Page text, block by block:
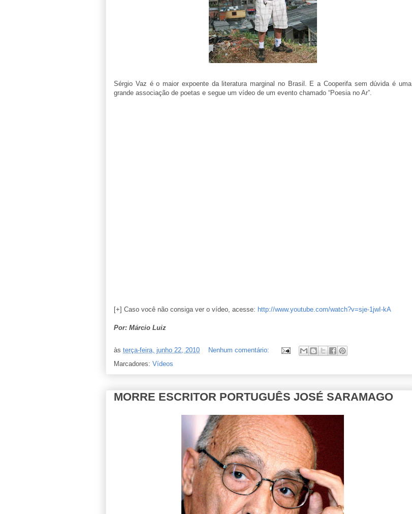
Sérgio Vaz é o maior expoente da literatura marginal no Brasil. E a Cooperifa sem dúvida é uma
grande associação de poetas e segue um vídeo de um evento chamado “Poesia no Ar”.
[+] Caso você não consiga ver o vídeo, acesse: http://www.youtube.com/watch?v=sje-1jwI-kA
Por: Márcio Luiz
às terça-feira, junho 22, 2010
Nenhum comentário:
Marcadores: Vídeos
MORRE ESCRITOR PORTUGUÊS JOSÉ SARAMAGO